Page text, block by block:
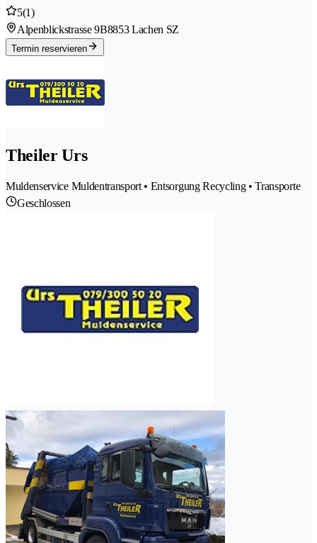
5(1)
Alpenblickstrasse 9B8853 Lachen SZ
Termin reservieren
Theiler Urs
Muldenservice Muldentransport • Entsorgung Recycling • Transporte
Geschlossen